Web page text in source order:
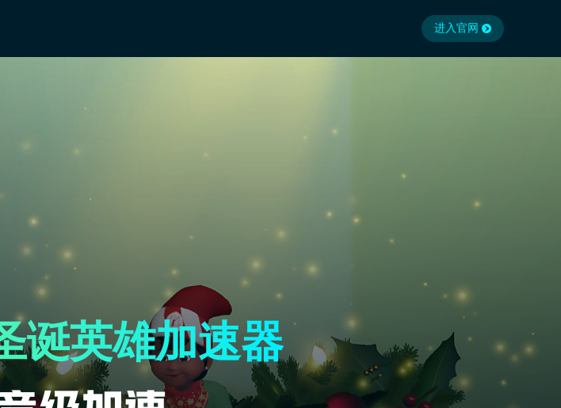
进入官网
英雄加速器